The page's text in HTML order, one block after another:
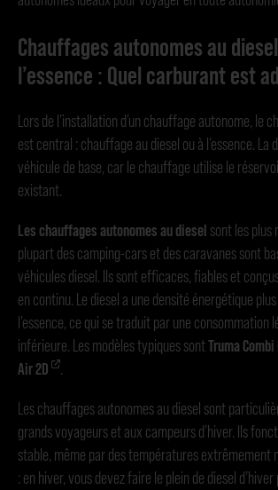
Chauffages autonomes au
l’essence : Quel carburant est
Lors de l’installation d’un chauffage autonome, le
est central : chauffage au diesel ou à l’essence. La
véhicule de base, car le chauffage utilise le
existant.
Les chauffages autonomes au diesel sont les plus
plupart des camping-cars et des caravanes sont
véhicules diesel. Ils sont efficaces, fiables et
en continu. Le diesel a une densité énergétique
l’essence, ce qui se traduit par une consommation
inférieure. Les modèles typiques sontTruma Combi
Air 2D
.
Les chauffages autonomes au diesel sont
grands voyageurs et aux campeurs d’hiver. Ils
stable, même par des températures extrêmement
: en hiver, vous devez faire le plein de diesel